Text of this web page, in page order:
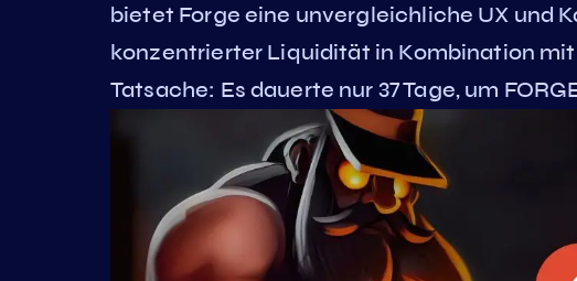
bietet Forge eine unvergleichliche UX und
konzentrierter Liquidität in Kombination
Tatsache: Es dauerte nur 37 Tage, um